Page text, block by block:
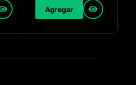
Agregar